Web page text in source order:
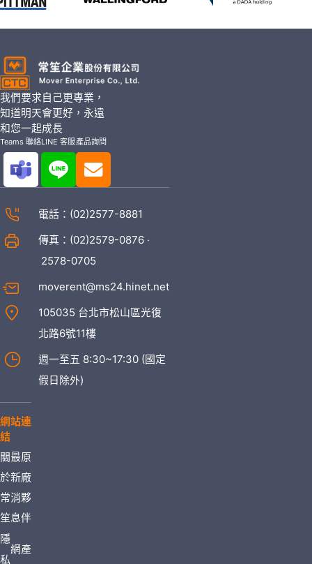
我們要求自己更專業，
知道明天會更好，永遠
和您一起成長
Teams 聯絡LINE 客服產品詢問
電話： (02)2577-8881
傳真：(02)2579-0876 ‧
2578-0705
moverent@ms24.hinet.net
105035 台北市松山區光復
北路6號11樓
週一至五 8:30~17:30 (國定
假日除外)
網站連
結
關
於
常
笙
最
新
消
息
原
廠
夥
伴
隱
私
網產